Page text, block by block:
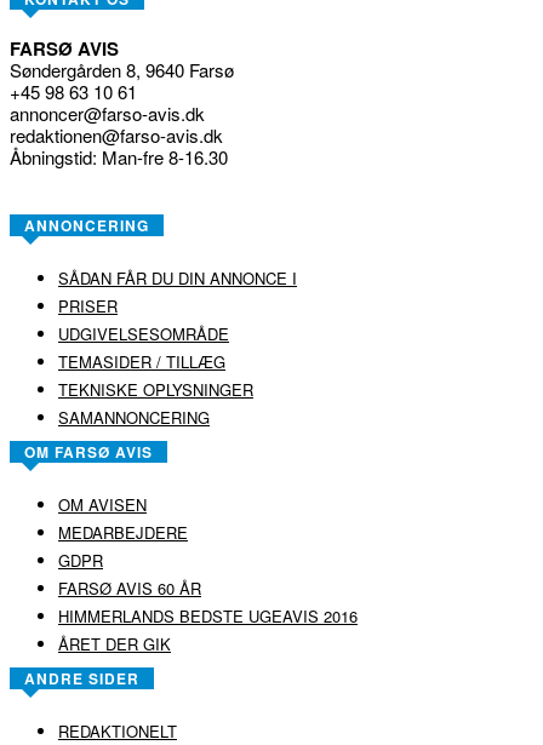
FARSØ AVIS
Søndergården 8, 9640 Farsø
+45 98 63 10 61
annoncer@farso-avis.dk
redaktionen@farso-avis.dk
Åbningstid: Man-fre 8-16.30
ANNONCERING
SÅDAN FÅR DU DIN ANNONCE I
PRISER
UDGIVELSESOMRÅDE
TEMASIDER / TILLÆG
TEKNISKE OPLYSNINGER
SAMANNONCERING
OM FARSØ AVIS
OM AVISEN
MEDARBEJDERE
GDPR
FARSØ AVIS 60 ÅR
HIMMERLANDS BEDSTE UGEAVIS 2016
ÅRET DER GIK
ANDRE SIDER
REDAKTIONELT